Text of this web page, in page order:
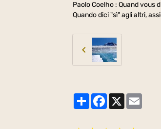
Paolo Coelho : Quand vous
Quando dici "sì" agli altri,
PartagerFacebook
X